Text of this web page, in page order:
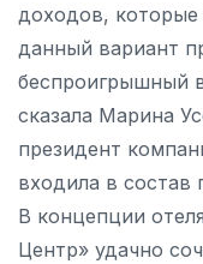
доходов, которые
данный вариант
беспроигрышный
сказала Марина
президент
входила в состав
В концепции
Центр» удачно